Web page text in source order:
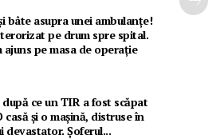
bâte asupra unei ambulanțe!
terorizat pe drum spre spital.
pe masa de operație
după ce un TIR a fost scăpat
și o mașină, distruse în
devastator. Șoferul...